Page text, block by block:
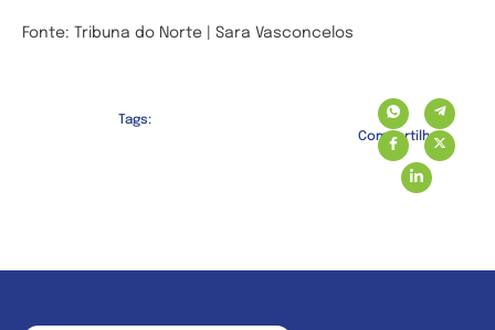
Fonte: Tribuna do Norte | Sara Vasconcelos
Tags:
Compartilhe: